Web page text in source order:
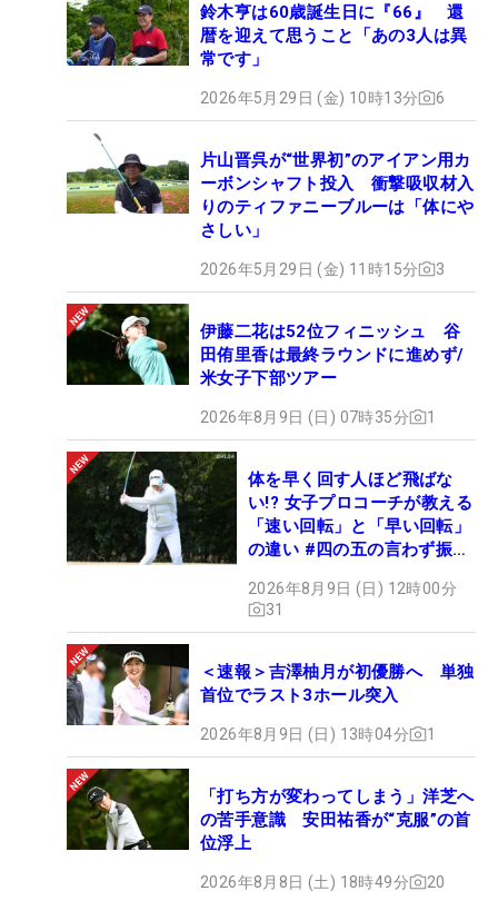
鈴木亨は60歳誕生日に『66』 還
暦を迎えて思うこと「あの3人は異
常です」
2026年5月29日 (金) 10時13分 6
片山晋呉が“世界初”のアイアン用カ
ーボンシャフト投入 衝撃吸収材入
りのティファニーブルーは「体にや
さしい」
2026年5月29日 (金) 11時15分 3
伊藤二花は52位フィニッシュ 谷
田侑里香は最終ラウンドに進めず/
米女子下部ツアー
2026年8月9日 (日) 07時35分 1
体を早く回す人ほど飛ばな
い!? 女子プロコーチが教える
「速い回転」と「早い回転」
の違い #四の五の言わず振り
2026年8月9日 (日) 12時00分
31
＜速報＞吉澤柚月が初優勝へ 単独
首位でラスト3ホール突入
2026年8月9日 (日) 13時04分 1
「打ち方が変わってしまう」洋芝へ
の苦手意識 安田祐香が“克服”の首
位浮上
2026年8月8日 (土) 18時49分 20